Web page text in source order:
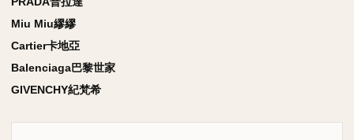
Miu Miu繆繆
Cartier卡地亞
Balenciaga巴黎世家
GIVENCHY紀梵希